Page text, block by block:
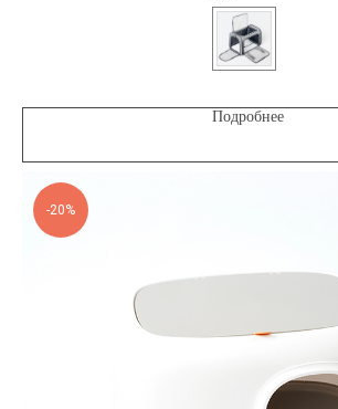
Подробнее
-20%